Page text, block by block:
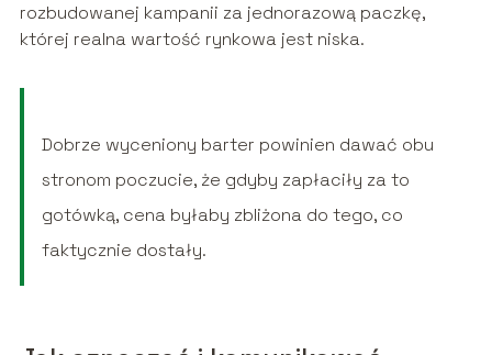
rozbudowanej kampanii za jednorazową paczkę,
której realna wartość rynkowa jest niska.
Dobrze wyceniony barter powinien dawać obu
stronom poczucie, że gdyby zapłaciły za to
gotówką, cena byłaby zbliżona do tego, co
faktycznie dostały.